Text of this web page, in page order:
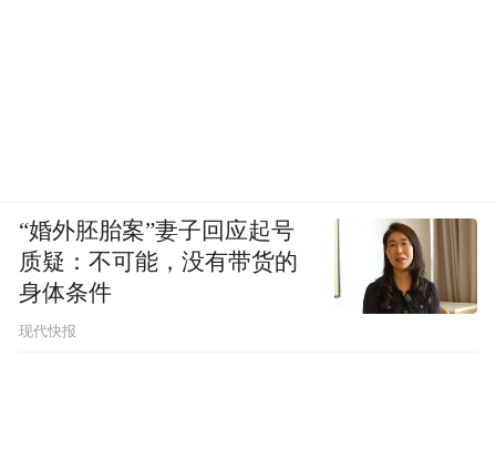
“婚外胚胎案”妻子回应起号
质疑：不可能，没有带货的
身体条件
现代快报